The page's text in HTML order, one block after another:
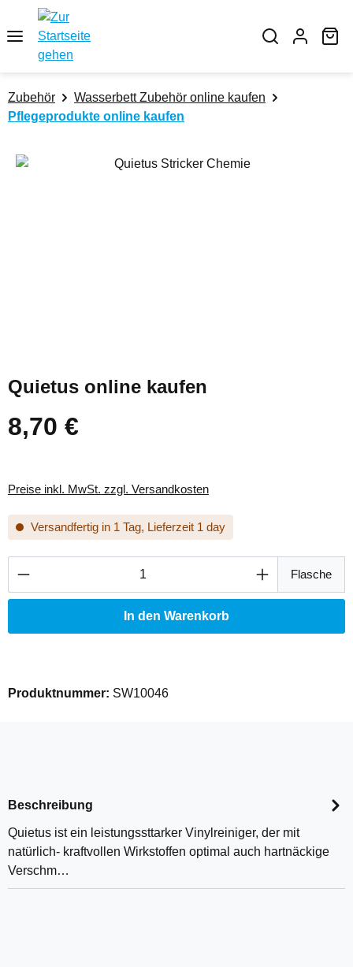
Zum Hauptinhalt springen
Zubehör
Wasserbett Zubehör online kaufen
Pflegeprodukte online kaufen
Bildergalerie überspringen
Quietus online kaufen
Regulärer Preis:
8,70 €
Preise inkl. MwSt. zzgl. Versandkosten
Versandfertig in 1 Tag, Lieferzeit 1 day
Produkt Anzahl: Gib den gewünschtenFlasche
In den Warenkorb
Produktnummer: SW10046
Beschreibung
Quietus ist ein leistungssttarker Vinylreiniger, der mit
natürlich- kraftvollen Wirkstoffen optimal auch hartnäckige
Verschm…